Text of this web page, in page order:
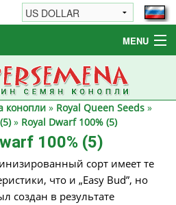
MENU
конопли» Royal Queen Seeds»
» Royal Dwarf 100% (5)
100% (5)
сорт имеет те
что и „Easy Bud”, но
создан в результате